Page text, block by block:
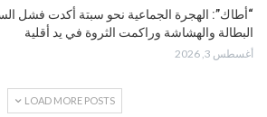
“أطاك”: الهجرة الجماعية نحو سبتة أكدت فشل
البطالة والهشاشة وراكمت الثروة في يد أقلية
أغسطس 3, 2026
LOAD MORE POSTS